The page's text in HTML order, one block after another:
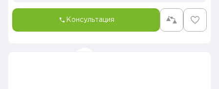
Консультация